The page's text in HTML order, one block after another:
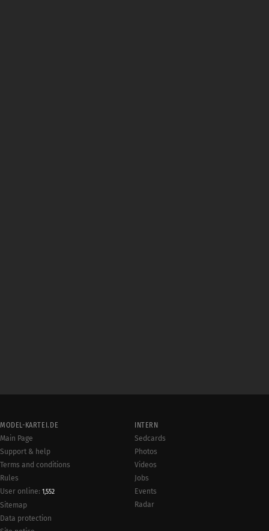
MODEL-KARTEI.DE
Main Page
Support & help
Terms and conditions
Rules
User online: 1,552
Sitemap
Data protection
INTERN
Sedcards
Photos
Videos
Jobs
Events
Radar